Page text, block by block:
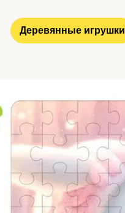
Деревянные игрушки